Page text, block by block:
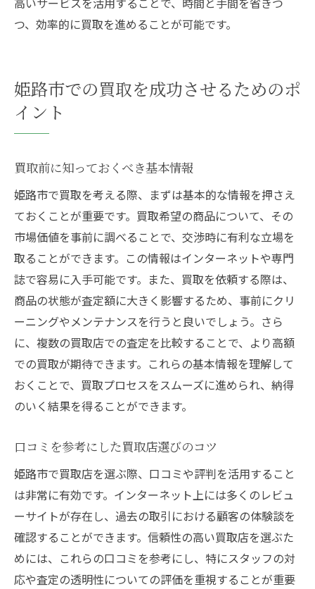
つ、効率的に買取を進めることが可能です。
姫路市での買取を成功させるためのポ
イント
買取前に知っておくべき基本情報
姫路市で買取を考える際、まずは基本的な情報を押さえ
ておくことが重要です。買取希望の商品について、その
市場価値を事前に調べることで、交渉時に有利な立場を
取ることができます。この情報はインターネットや専門
誌で容易に入手可能です。また、買取を依頼する際は、
商品の状態が査定額に大きく影響するため、事前にクリ
ーニングやメンテナンスを行うと良いでしょう。さら
に、複数の買取店での査定を比較することで、より高額
での買取が期待できます。これらの基本情報を理解して
おくことで、買取プロセスをスムーズに進められ、納得
のいく結果を得ることができます。
口コミを参考にした買取店選びのコツ
姫路市で買取店を選ぶ際、口コミや評判を活用すること
は非常に有効です。インターネット上には多くのレビュ
ーサイトが存在し、過去の取引における顧客の体験談を
確認することができます。信頼性の高い買取店を選ぶた
めには、これらの口コミを参考にし、特にスタッフの対
応や査定の透明性についての評価を重視することが重要